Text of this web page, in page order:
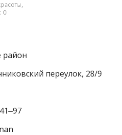
,
0
район
переулок, 28/9